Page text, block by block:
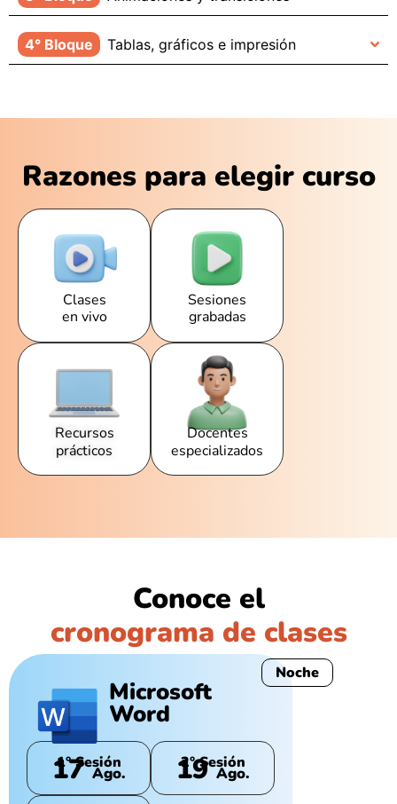
4° Bloque Tablas, gráficos e impresión
Razones para elegir curso
Clases
en vivo
Sesiones
grabadas
Recursos
prácticos
Docentes
especializados
Conoce el
cronograma de clases
Microsoft
Word
Noche
1° Sesión
17Ago.
2° Sesión
19Ago.